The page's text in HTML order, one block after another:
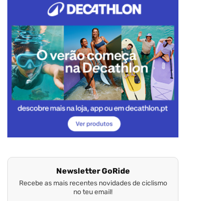
Newsletter GoRide
Recebe as mais recentes novidades de ciclismo
no teu email!